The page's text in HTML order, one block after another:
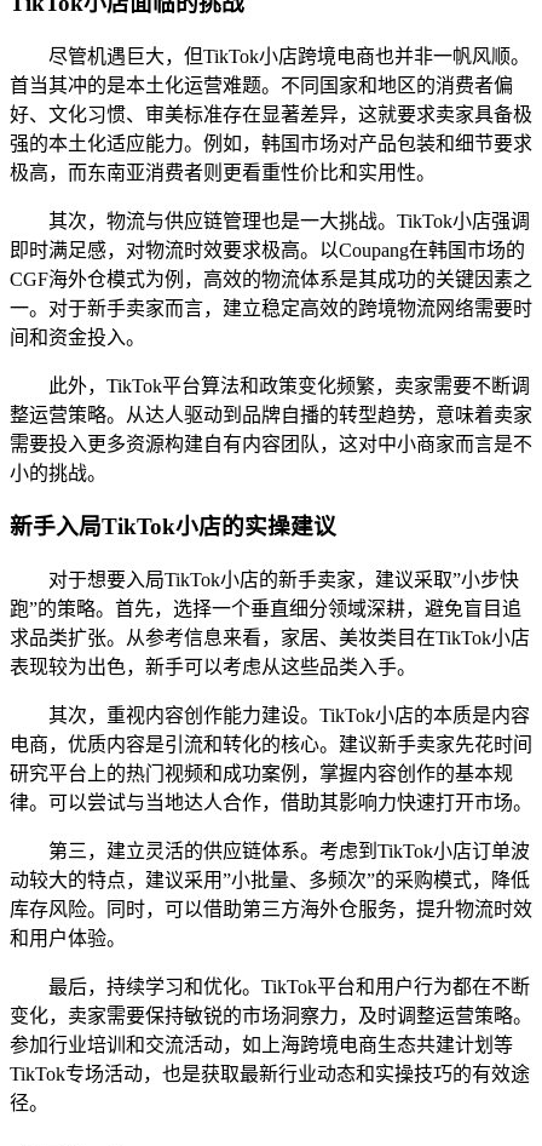
尽管机遇巨大，但TikTok小店跨境电商也并非一帆风顺。
首当其冲的是本土化运营难题。不同国家和地区的消费者偏
好、文化习惯、审美标准存在显著差异，这就要求卖家具备极
强的本土化适应能力。例如，韩国市场对产品包装和细节要求
极高，而东南亚消费者则更看重性价比和实用性。
其次，物流与供应链管理也是一大挑战。TikTok小店强调
即时满足感，对物流时效要求极高。以Coupang在韩国市场的
CGF海外仓模式为例，高效的物流体系是其成功的关键因素之
一。对于新手卖家而言，建立稳定高效的跨境物流网络需要时
间和资金投入。
此外，TikTok平台算法和政策变化频繁，卖家需要不断调
整运营策略。从达人驱动到品牌自播的转型趋势，意味着卖家
需要投入更多资源构建自有内容团队，这对中小商家而言是不
小的挑战。
新手入局TikTok小店的实操建议
对于想要入局TikTok小店的新手卖家，建议采取”小步快
跑”的策略。首先，选择一个垂直细分领域深耕，避免盲目追
求品类扩张。从参考信息来看，家居、美妆类目在TikTok小店
表现较为出色，新手可以考虑从这些品类入手。
其次，重视内容创作能力建设。TikTok小店的本质是内容
电商，优质内容是引流和转化的核心。建议新手卖家先花时间
研究平台上的热门视频和成功案例，掌握内容创作的基本规
律。可以尝试与当地达人合作，借助其影响力快速打开市场。
第三，建立灵活的供应链体系。考虑到TikTok小店订单波
动较大的特点，建议采用”小批量、多频次”的采购模式，降低
库存风险。同时，可以借助第三方海外仓服务，提升物流时效
和用户体验。
最后，持续学习和优化。TikTok平台和用户行为都在不断
变化，卖家需要保持敏锐的市场洞察力，及时调整运营策略。
参加行业培训和交流活动，如上海跨境电商生态共建计划等
TikTok专场活动，也是获取最新行业动态和实操技巧的有效途
径。